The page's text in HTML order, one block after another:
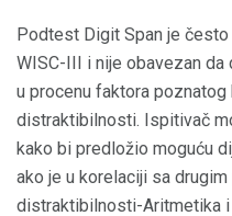
Podtest Digit Span je
WISC-III i nije obavezan da
u procenu faktora poznatog
distraktibilnosti. Ispitivač
kako bi predložio moguću
ako je u korelaciji sa
distraktibilnosti-Aritmetika